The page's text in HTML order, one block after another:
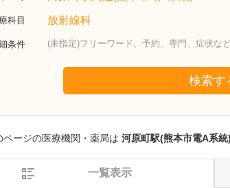
科目 放射線科
条件 (未指定)フリーワード、予約、専門、症状な
検索す
ージの医療機関・薬局は 河原町駅(熊本市電A系統)
一覧表示